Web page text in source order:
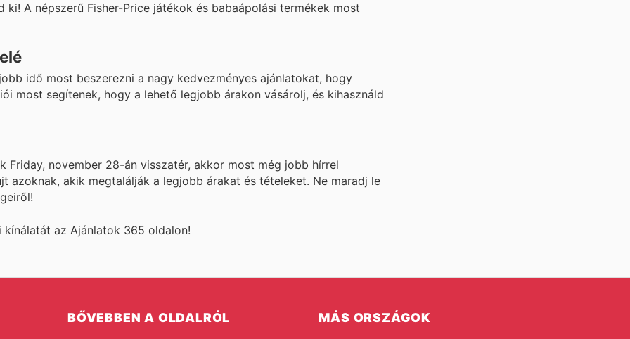
A népszerű Fisher-Price játékok és babaápolási termékek most
idő most beszerezni a nagy kedvezményes ajánlatokat, hogy
most segítenek, hogy a lehető legjobb árakon vásárolj, és kihasználd
Friday, november 28-án visszatér, akkor most még jobb hírrel
azoknak, akik megtalálják a legjobb árakat és tételeket. Ne maradj le
kínálatát az Ajánlatok 365 oldalon!
BŐVEBBEN A OLDALRÓL MÁS ORSZÁGOK